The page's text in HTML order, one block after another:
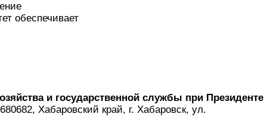
обеспечивает
и государственной службы при Президенте
680682, Хабаровский край, г. Хабаровск, ул.